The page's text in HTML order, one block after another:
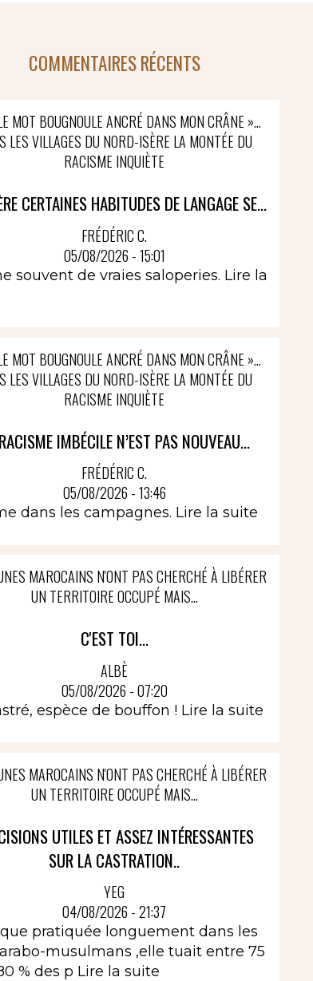
COMMENTAIRES RÉCENTS
MOT BOUGNOULE ANCRÉ DANS MON CRÂNE »…
LES VILLAGES DU NORD-ISÈRE LA MONTÉE DU
RACISME INQUIÈTE
CERTAINES HABITUDES DE LANGAGE SE...
FRÉDÉRIC C.
05/08/2026 - 15:01
souvent de vraies saloperies. Lire la
MOT BOUGNOULE ANCRÉ DANS MON CRÂNE »…
LES VILLAGES DU NORD-ISÈRE LA MONTÉE DU
RACISME INQUIÈTE
IMBÉCILE N’EST PAS NOUVEAU...
FRÉDÉRIC C.
05/08/2026 - 13:46
dans les campagnes. Lire la suite
MAROCAINS N'ONT PAS CHERCHÉ À LIBÉRER
UN TERRITOIRE OCCUPÉ MAIS...
C'EST TOI...
ALBÈ
05/08/2026 - 07:20
espèce de bouffon ! Lire la suite
MAROCAINS N'ONT PAS CHERCHÉ À LIBÉRER
UN TERRITOIRE OCCUPÉ MAIS...
UTILES ET ASSEZ INTÉRESSANTES
SUR LA CASTRATION..
YEG
04/08/2026 - 21:37
pratiquée longuement dans les
musulmans ,elle tuait entre 75
% des p Lire la suite